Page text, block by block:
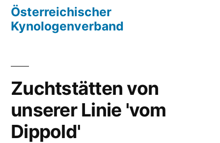
Österreichischer
Kynologenverband
Zuchtstätten von
unserer Linie 'vom
Dippold'